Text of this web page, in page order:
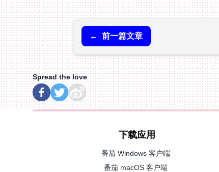
← 前一篇文章
Spread the love
下载应用
番茄 Windows 客户端
番茄 macOS 客户端